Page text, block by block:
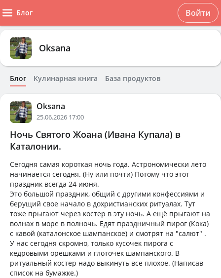
Блог Войти
Oksana
Блог Кулинарная книга База продуктов
Oksana
25.06.2026 17:00
Ночь Святого Жоана (Ивана Купала) в
Каталонии.
Сегодня самая короткая ночь года. Астрономически лето
начинается сегодня. (Ну или почти) Потому что этот
праздник всегда 24 июня.
Это большой праздник, общий с другими конфессиями и
берущий свое начало в дохристианских ритуалах. Тут
тоже прыгают через костер в эту ночь. А ещё прыгают на
волнах в море в полночь. Едят праздничный пирог (Кока)
с кавой (каталонское шампанское) и смотрят на "салют" .
У нас сегодня скромно, только кусочек пирога с
кедровыми орешками и глоточек шампанского. В
ритуальный костер надо выкинуть все плохое. (Написав
список на бумажке.)